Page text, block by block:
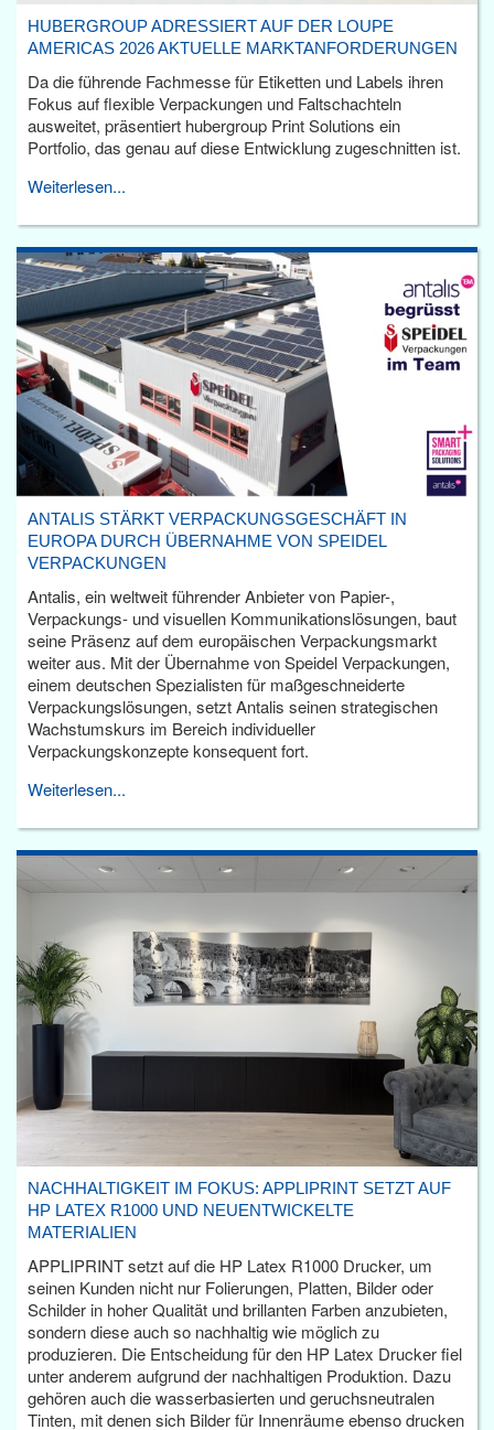
HUBERGROUP ADRESSIERT AUF DER LOUPE
AMERICAS 2026 AKTUELLE MARKTANFORDERUNGEN
Da die führende Fachmesse für Etiketten und Labels ihren
Fokus auf flexible Verpackungen und Faltschachteln
ausweitet, präsentiert hubergroup Print Solutions ein
Portfolio, das genau auf diese Entwicklung zugeschnitten ist.
Weiterlesen...
ANTALIS STÄRKT VERPACKUNGSGESCHÄFT IN
EUROPA DURCH ÜBERNAHME VON SPEIDEL
VERPACKUNGEN
Antalis, ein weltweit führender Anbieter von Papier-,
Verpackungs- und visuellen Kommunikationslösungen, baut
seine Präsenz auf dem europäischen Verpackungsmarkt
weiter aus. Mit der Übernahme von Speidel Verpackungen,
einem deutschen Spezialisten für maßgeschneiderte
Verpackungslösungen, setzt Antalis seinen strategischen
Wachstumskurs im Bereich individueller
Verpackungskonzepte konsequent fort.
Weiterlesen...
NACHHALTIGKEIT IM FOKUS: APPLIPRINT SETZT AUF
HP LATEX R1000 UND NEUENTWICKELTE
MATERIALIEN
APPLIPRINT setzt auf die HP Latex R1000 Drucker, um
seinen Kunden nicht nur Folierungen, Platten, Bilder oder
Schilder in hoher Qualität und brillanten Farben anzubieten,
sondern diese auch so nachhaltig wie möglich zu
produzieren. Die Entscheidung für den HP Latex Drucker fiel
unter anderem aufgrund der nachhaltigen Produktion. Dazu
gehören auch die wasserbasierten und geruchsneutralen
Tinten, mit denen sich Bilder für Innenräume ebenso drucken